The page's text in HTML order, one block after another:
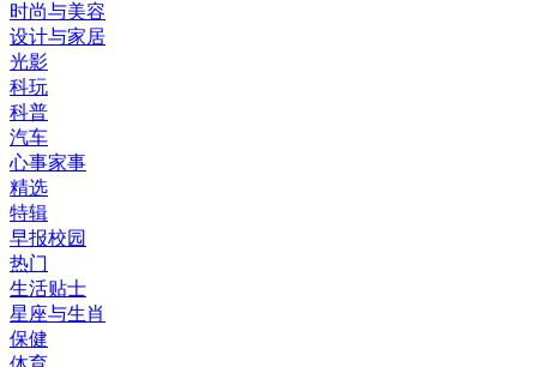
时尚与美容
设计与家居
光影
科玩
科普
汽车
心事家事
精选
特辑
早报校园
热门
生活贴士
星座与生肖
保健